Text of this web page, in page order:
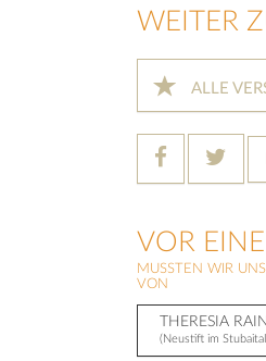
WEITER
ALLE
VOR
MUSSTEN WIR
VON
THERESIA
(Neustift im